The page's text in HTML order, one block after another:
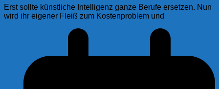
Erst sollte künstliche Intelligenz ganze Berufe ersetzen. Nun
wird ihr eigener Fleiß zum Kostenproblem und